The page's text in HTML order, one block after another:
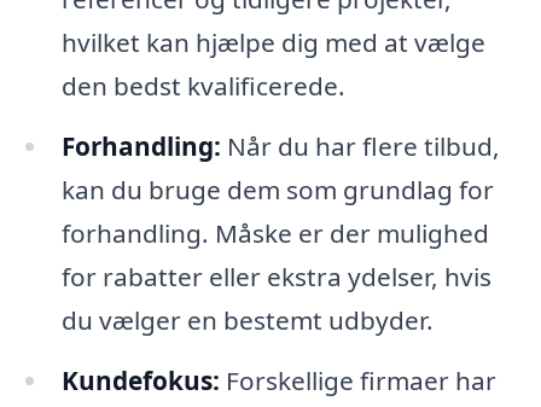
hvilket kan hjælpe dig med at vælge
den bedst kvalificerede.
Forhandling: Når du har flere tilbud,
kan du bruge dem som grundlag for
forhandling. Måske er der mulighed
for rabatter eller ekstra ydelser, hvis
du vælger en bestemt udbyder.
Kundefokus: Forskellige firmaer har